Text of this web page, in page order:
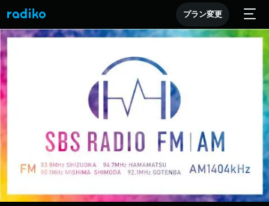
プラン変更